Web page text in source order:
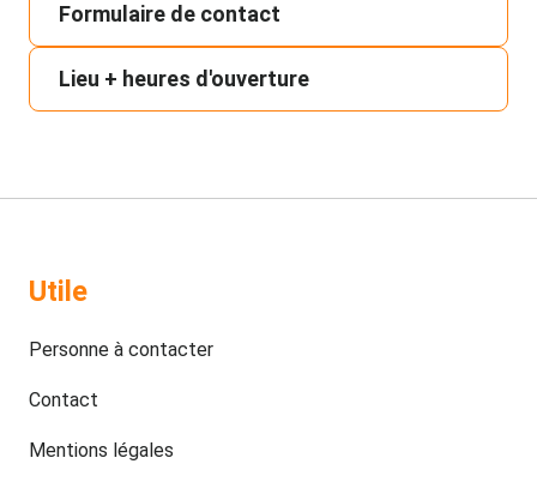
Formulaire de contact
Lieu + heures d'ouverture
Utile
Personne à contacter
Contact
Mentions légales